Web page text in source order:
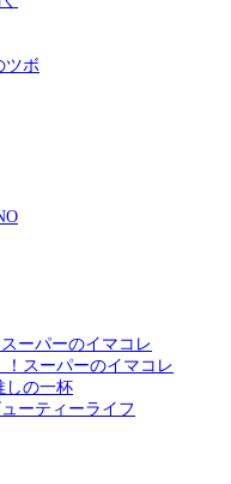
ツボ
ーパーのイマコレ
スーパーのイマコレ
しの一杯
ーティーライフ